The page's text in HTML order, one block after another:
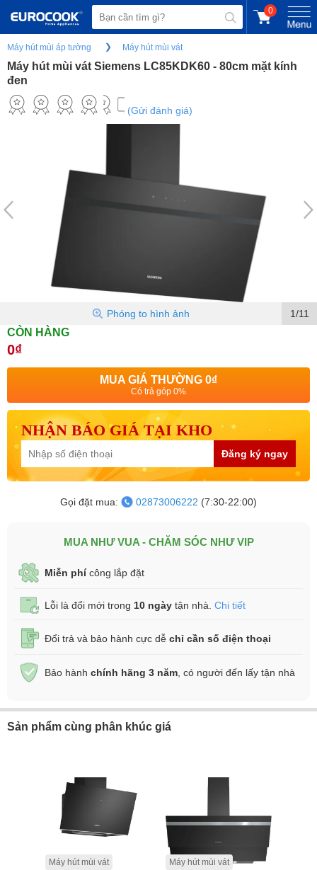
0
Máy hút mùi áp tường Máy hút mùi vát
Máy hút mùi vát Siemens LC85KDK60 - 80cm mặt kính
đen
(Gửi đánh giá)
1/11
Phóng to hình ảnh
CÒN HÀNG
0₫
MUA GIÁ THƯỜNG 0₫
Có trả góp 0%
NHẬN BÁO GIÁ TẠI KHO
Đăng ký ngay
Gọi đặt mua: 02873006222 (7:30-22:00)
MUA NHƯ VUA - CHĂM SÓC NHƯ VIP
Miễn phícông lắp đặt
Lỗi là đổi mới trong 10 ngày tận nhà. Chi tiết
Đổi trả và bảo hành cực dễ chỉ cần số điện thoại
Bảo hành chính hãng 3 năm , có người đến lấy tận nhà
Sản phẩm cùng phân khúc giá
Máy hút mùi vát Máy hút mùi vát